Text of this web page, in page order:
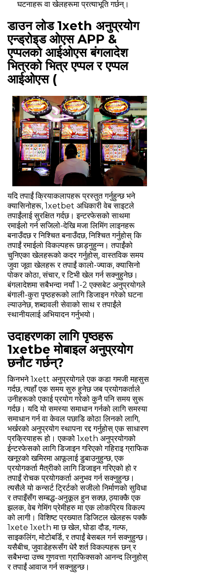
घटनाहरू वा खेलहरूमा प्रत्याभूति गर्छन्।
डाउन लोड 1xeth अनुप्रयोग
एन्ड्रोइड ओएस APP &
एप्पलको आईओएस बंगलादेश
भित्रको भित्र एप्पल र एप्पल
आईओएस (
यदि तपाईं क्रियाकलापहरू प्रस्तुत गर्नुहुन्छ भने
क्यासिनोहरू, 1xetbet अधिकारी वेब साइटले
तपाईंलाई सुरक्षित गर्दछ। इन्टरफेसको साथमा
रमाईलो गर्न सजिलो-देखि मजा लिमिंग लाइनहरू
बनाउँदछ र निश्चित बनाउँदछ, निश्चित गर्नुहोस् कि
तपाईं रमाईलो विकल्पहरू छाड्नुहुन्न। तपाईंको
चुनिएका खेलहरूको कदर गर्नुहोस्, वास्तविक समय
जुवा जूवा खेलहरू र तपाईं कालो-ज्याक, क्यासिनो
पोकर कोठा, संचार, र टिभी खेल गर्न सक्नुहुनेछ।
बंगलादेशमा सबैभन्दा नयाँ 1-2 एक्सबेट अनुप्रयोगले
बंगाली-कुरा पृष्ठहरूको लागि डिजाइन गरेको घटना
ल्याउनेछ, शब्दावली सेवाको साथ र तपाईंले
स्थानीयलाई अभियादन गर्नुभयो।
उदाहरणका लागि पृष्ठहरू
1xetbe मोबाइल अनुप्रयोग
छनौट गर्छन्?
किनभने 1xett अनुप्रयोगले एक कडा गमजी महसुस
गर्दछ, त्यहाँ एक समय सुरु हुनेछ जब प्रयोगकर्ताले
उनीहरूको एकाई प्रयोग गरेको कुनै पनि समय सुरू
गर्दछ। यदि यो समस्या समाधान गर्नको लागि समस्या
समाधान गर्न वा केवल पछाडि कोठा लिनको लागि,
भर्खरको अनुप्रयोग स्थापना रद्द गर्नुहोस् एक साधारण
प्रक्रियाहरू हो। एकको 1xeth अनुप्रयोगको
ईन्टरफेसको लागि डिजाइन गरिएको गहिराइ ग्राफिक
खनूरको खमिरमा आफूलाई डुबाउनुहुन्छ, एक
प्रयोगकर्ता मैत्रीको लागि डिजाइन गरिएको हो र
तपाईं रोचक प्रयोगकर्ता अनुभव गर्न सक्नुहुन्छ।
त्यसैले यो कन्सर्ट ट्रिर्टको सजीलो निर्माणको सुविधा
र तपाइँसँग सम्बद्ध-अनुकूल हुन सक्छ, ठ्याक्कै एक
झलक, वेब गेमिंग प्रेमीहरु मा एक लोकप्रिय विकल्प
को लागी। विशिष्ट प्रख्यात डिजिटल खेलहरू पक्कै
1xete 1xeth मा छ खेल, घोडा दौड, गल्फ,
साइकलिंग, मोटोबर्डि, र तपाईं बेसबल गर्न सक्नुहुन्छ।
यसैबीच, जुवाडेहरूसँग धेरै शर्त विकल्पहरू छन् र
सबैभन्दा उच्च गुणवत्ता ग्राफिक्सको आनन्द लिनुहोस्
र तपाईं आवाज गर्न सक्नुहुन्छ।